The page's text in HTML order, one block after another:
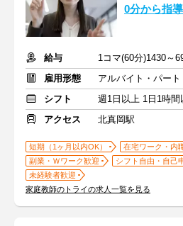
0分から指
給与
1コマ(60分)1430～
雇用形態
アルバイト・パート
シフト
週1日以上 1日1時間
アクセス
北真岡駅
短期（1ヶ月以内OK）
在宅ワーク・内
副業・Ｗワーク歓迎
シフト自由・自己
未経験者歓迎
家庭教師のトライの求人一覧を見る